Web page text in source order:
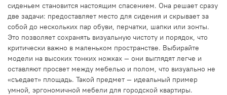
сиденьем становится настоящим спасением. Она решает сразу
две задачи: предоставляет место для сидения и скрывает за
собой до нескольких пар обуви, перчатки, шапки или зонты.
Это позволяет сохранять визуальную чистоту и порядок, что
критически важно в маленьком пространстве. Выбирайте
модели на высоких тонких ножках — они выглядят легче и
оставляют просвет между мебелью и полом, что визуально не
«съедает» площадь. Такой предмет — идеальный пример
умной, эргономичной мебели для городской квартиры.